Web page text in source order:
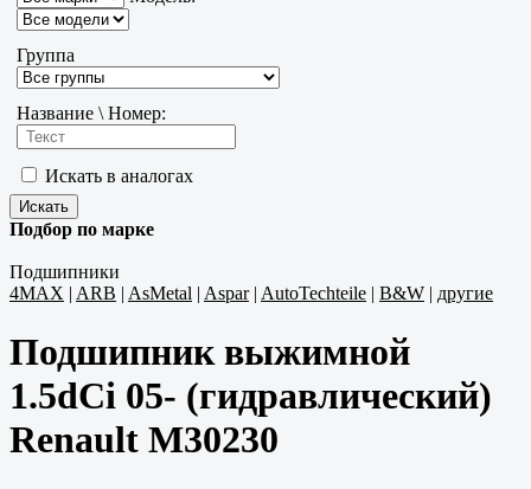
Группа
Название \ Номер:
Искать в аналогах
Подбор по марке
Подшипники
4MAX | ARB | AsMetal | Aspar| AutoTechteile | B&W | другие
Подшипник выжимной
1.5dCi 05- (гидравлический)
Renault M30230